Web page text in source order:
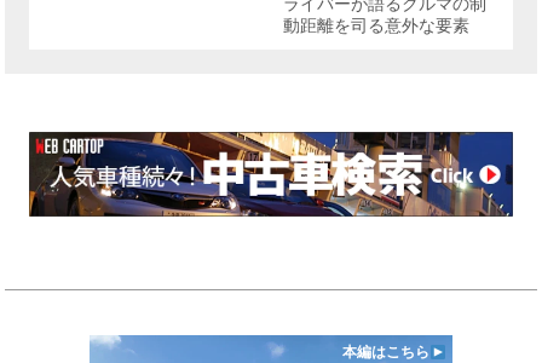
動距離を司る意外な要素
本編はこちら